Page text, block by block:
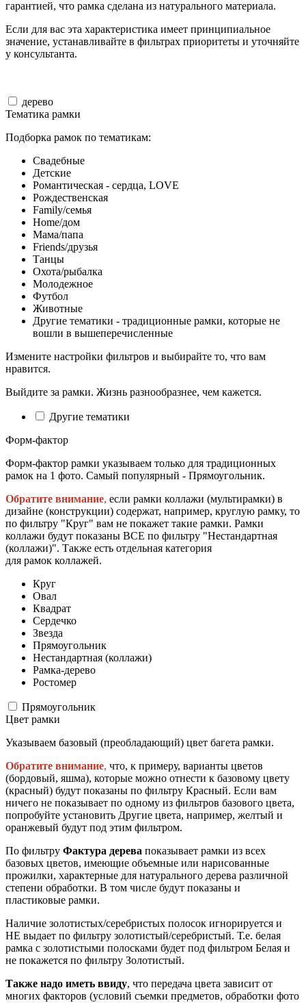
гарантией, что рамка сделана из натурального материала.
Если для вас эта характеристика имеет принципиальное
значение, устанавливайте в фильтрах приоритеты и уточняйте
у консультанта.
дерево
Тематика рамки
Подборка рамок по тематикам:
Свадебные
Детские
Романтическая - сердца, LOVE
Рождественская
Family/семья
Home/дом
Мама/папа
Friends/друзья
Танцы
Охота/рыбалка
Молодежное
Футбол
Животные
Другие тематики - традиционные рамки, которые не
вошли в вышеперечисленные
Измените настройки фильтров и выбирайте то, что вам
нравится.
Выйдите за рамки. Жизнь разнообразнее, чем кажется.
Другие тематики
Форм-фактор
Форм-фактор рамки указываем только для традиционных
рамок на 1 фото. Самый популярный - Прямоугольник.
Обратите внимание, если рамки коллажи (мультирамки) в
дизайне (конструкции) содержат, например, круглую рамку, то
по фильтру "Круг" вам не покажет такие рамки. Рамки
коллажи будут показаны ВСЕ по фильтру "Нестандартная
(коллажи)". Также есть отдельная категория
для рамок коллажей.
Круг
Овал
Квадрат
Сердечко
Звезда
Прямоугольник
Нестандартная (коллажи)
Рамка-дерево
Ростомер
Прямоугольник
Цвет рамки
Указываем базовый (преобладающий) цвет багета рамки.
Обратите внимание, что, к примеру, варианты цветов
(бордовый, яшма), которые можно отнести к базовому цвету
(красный) будут показаны по фильтру Красный. Если вам
ничего не показывает по одному из фильтров базового цвета,
попробуйте установить Другие цвета, например, желтый и
оранжевый будут под этим фильтром.
По фильтру Фактура дерева показывает рамки из всех
базовых цветов, имеющие объемные или нарисованные
прожилки, характерные для натурального дерева различной
степени обработки. В том числе будут показаны и
пластиковые рамки.
Наличие золотистых/серебристых полосок игнорируется и
НЕ выдает по фильтру золотистый/серебристый. Т.е. белая
рамка с золотистыми полосками будет под фильтром Белая и
не покажется по фильтру Золотистый.
Также надо иметь ввиду, что передача цвета зависит от
многих факторов (условий съемки предметов, обработки фото